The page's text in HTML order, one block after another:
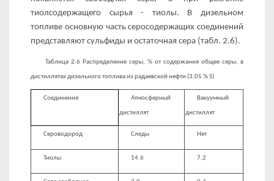
тиолсодержащего сырья - тиолы. В дизельном
топливе основную часть серосодержащих соединений
представляют сульфиды и остаточная сера (табл. 2.6).
Таблица 2.6 Распределение серы, % от содержания общее серы, в
дистиллятах дизельного топлива из радаевской нефти (3,05 % S)
Соединения Атмосферный
дистиллят
Вакуумный
дистиллят
Сероводород Следы Нет
Тиолы 14.6 7,2